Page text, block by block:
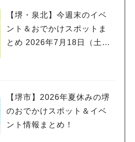
【堺・泉北】今週末のイベ
ント＆おでかけスポットま
とめ 2026年7月18日（土）
【堺市】2026年夏休みの堺
のおでかけスポット＆イベ
ント情報まとめ！